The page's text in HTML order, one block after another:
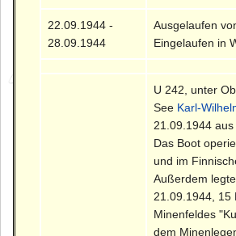
22.09.1944 -
28.09.1944
Ausgelaufen
Eingelaufen in
U 242, unter
See Karl-
21.09.1944 aus
Das Boot
und im
Außerdem
21.09.1944, 15
Minenfeldes
dem